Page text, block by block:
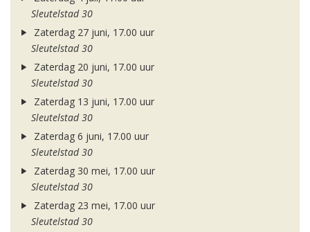
Sleutelstad 30
Zaterdag 27 juni, 17.00 uur
Sleutelstad 30
Zaterdag 20 juni, 17.00 uur
Sleutelstad 30
Zaterdag 13 juni, 17.00 uur
Sleutelstad 30
Zaterdag 6 juni, 17.00 uur
Sleutelstad 30
Zaterdag 30 mei, 17.00 uur
Sleutelstad 30
Zaterdag 23 mei, 17.00 uur
Sleutelstad 30